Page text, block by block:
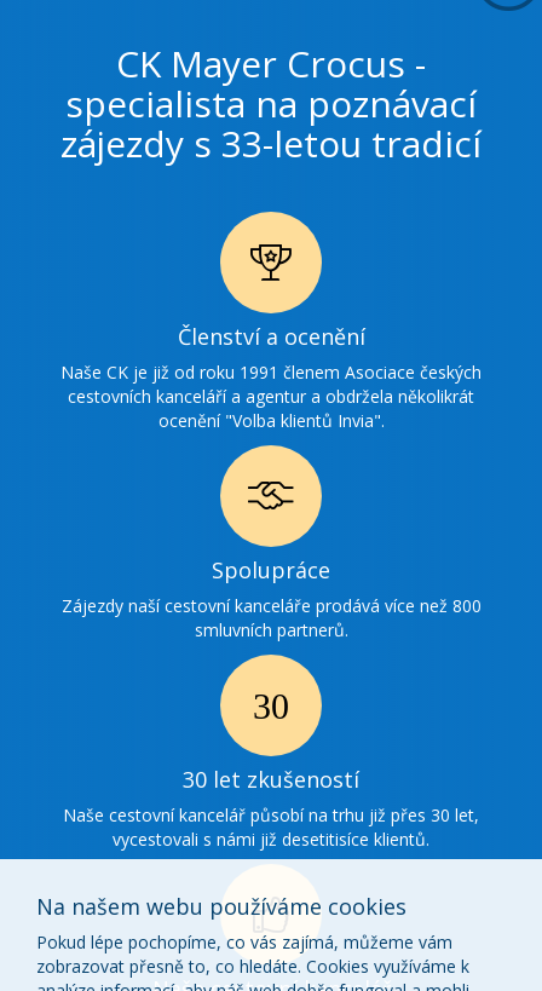
CK Mayer Crocus -
specialista na poznávací
zájezdy s 33-letou tradicí
Ikonka
ocenění
Členství a ocenění
Naše CK je již od roku 1991 členem Asociace českých
cestovních kanceláří a agentur a obdržela několikrát
ocenění "Volba klientů Invia".
Ikonka
spolupráce
Spolupráce
Zájezdy naší cestovní kanceláře prodává více než 800
smluvních partnerů.
30 Ikonka
zkušenosti
30 let zkušeností
Naše cestovní kancelář působí na trhu již přes 30 let,
vycestovali s námi již desetitisíce klientů.
Ikonka
Na našem webu používáme cookies
Pokud lépe pochopíme, co vás zajímá, můžeme vám
zobrazovat přesně to, co hledáte. Cookies využíváme k